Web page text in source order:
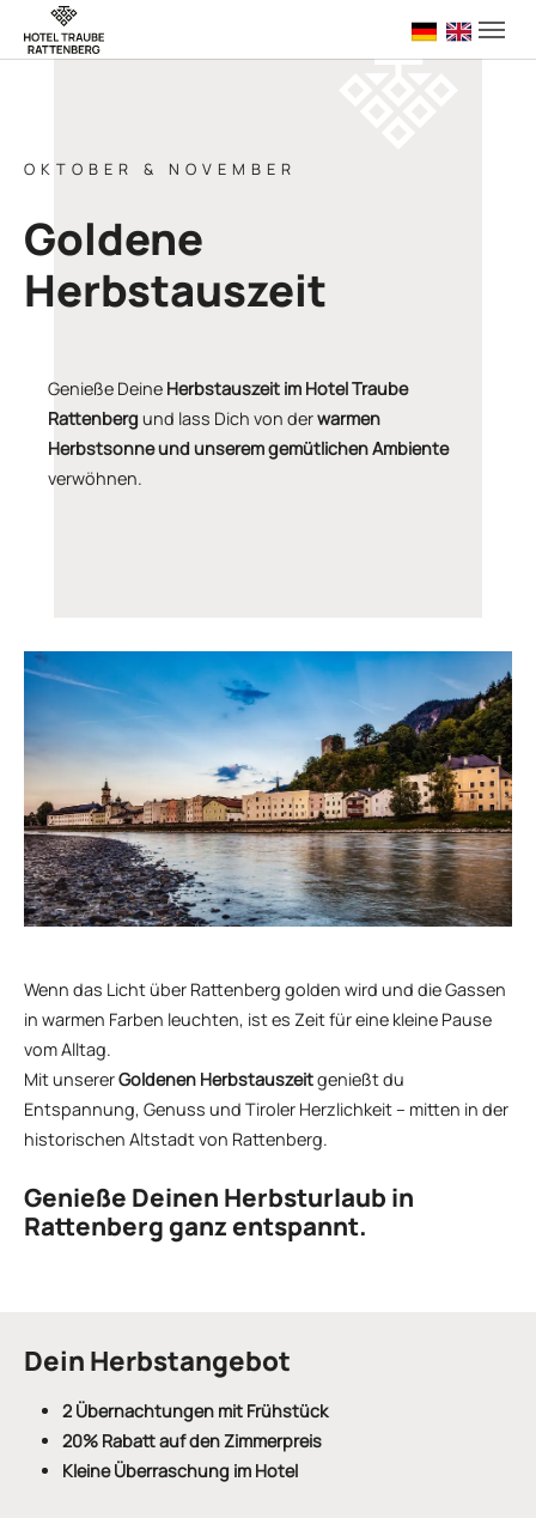
Skip to main navigation
Skip to main content
Skip to page footer
Deutsch
English
OKTOBER & NOVEMBER
Goldene
Herbstauszeit
Genieße Deine Herbstauszeit im Hotel Traube
Rattenbergund lass Dich von derwarmen
Herbstsonne und unserem gemütlichen Ambiente
verwöhnen.
Wenn das Licht über Rattenberg golden wird und die Gassen
in warmen Farben leuchten, ist es Zeit für eine kleine Pause
vom Alltag.
Mit unsererGoldenen Herbstauszeitgenießt du
Entspannung, Genuss und Tiroler Herzlichkeit – mitten in der
historischen Altstadt von Rattenberg.
Genieße Deinen Herbsturlaub in
Rattenberg ganz entspannt.
Dein Herbstangebot
2 Übernachtungen mit Frühstück
20% Rabatt auf den Zimmerpreis
Kleine Überraschung im Hotel